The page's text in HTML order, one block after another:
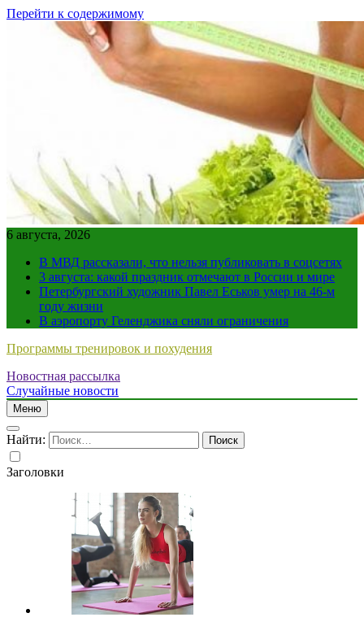
Перейти к содержимому
6 августа, 2026
В МВД рассказали, что нельзя публиковать в соцсетях
3 августа: какой праздник отмечают в России и мире
Петербургский художник Павел Еськов умер на 46-м
году жизни
В аэропорту Геленджика сняли ограничения
Программы тренировок и похудения
Новостная рассылка
Случайные новости
Меню
Найти:
Заголовки